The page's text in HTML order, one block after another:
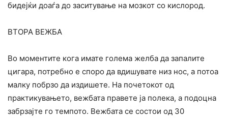
бидејќи доаѓа до заситување на мозкот со кислород.
ВТОРА ВЕЖБА
Во моментите кога имате голема желба да запалите
цигара, потребно е споро да вдишувате низ нос, а потоа
малку побрзо да издишете. На почетокот од
практикувањето, вежбата правете ја полека, а подоцна
забрзајте го темпото. Вежбата се состои од 30